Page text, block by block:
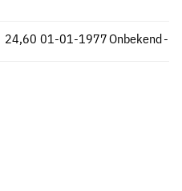
Onbekend
24,60 -
01-01-1977